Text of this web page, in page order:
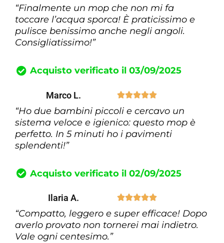
“Finalmente un mop che non mi fa
toccare l’acqua sporca! È praticissimo e
pulisce benissimo anche negli angoli.
Consigliatissimo!”
Acquisto verificato il 03/09/2025
Marco L. 
“Ho due bambini piccoli e cercavo un
sistema veloce e igienico: questo mop è
perfetto. In 5 minuti ho i pavimenti
splendenti!”
Acquisto verificato il 02/09/2025
Ilaria A. 
“Compatto, leggero e super efficace! Dopo
averlo provato non tornerei mai indietro.
Vale ogni centesimo.”